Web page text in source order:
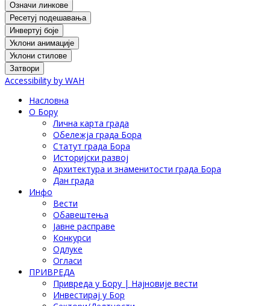
Означи линкове
Ресетуј подешавања
Инвертуј боје
Уклони анимације
Уклони стилове
Затвори
Accessibility by WAH
Насловна
О Бору
Лична карта града
Обележја града Бора
Статут града Бора
Историјски развој
Архитектура и знаменитости града Бора
Дан града
Инфо
Вести
Обавештења
Јавне расправе
Конкурси
Одлуке
Огласи
ПРИВРЕДА
Привреда у Бору | Најновије вести
Инвестирај у Бор